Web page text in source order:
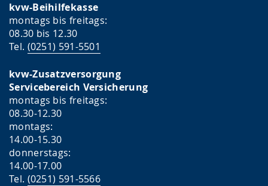
kvw-Beihilfekasse
montags bis freitags:
08.30 bis 12.30
Tel. (0251) 591-5501
kvw-Zusatzversorgung
Servicebereich Versicherung
montags bis freitags:
08.30-12.30
montags:
14.00-15.30
donnerstags:
14.00-17.00
Tel. (0251) 591-5566